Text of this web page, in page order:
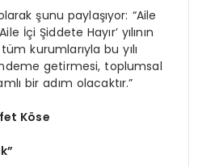
şunu paylaşıyor: “Aile
İçi Şiddete Hayır’ yılının
kurumlarıyla bu yılı
getirmesi, toplumsal
bir adım olacaktır.”
Köse